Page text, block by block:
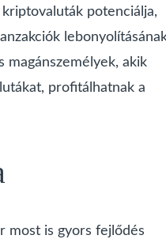
potenciálja,
magánszemélyek, akik
profitálhatnak a
most is gyors fejlődés